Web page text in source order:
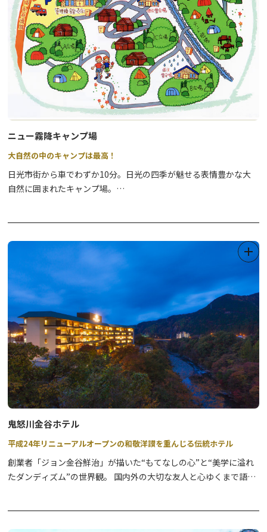
ニュー霧降キャンプ場
大自然の中のキャンプは最高！
日光市街から車でわずか10分。日光の四季が魅せる表情豊かな大
自然に囲まれたキャンプ場。
オートサイト（テント持込）、バンガロー、ログハウス、日帰りの
デイキャンプなど、お客様のご要望に合わせた楽しみ方ができるの
も魅力です。
ぜひ公式WEBサイトから詳細をご確認ください。
鬼怒川金谷ホテル
平成24年リニューアルオープンの和敬洋讃を重んじる伝統ホテル
創業者「ジョン金谷鮮治」が描いた“もてなしの心”と“美学に溢れ
たダンディズム”の世界観。 国内外の大切な友人と心ゆくまで語ら